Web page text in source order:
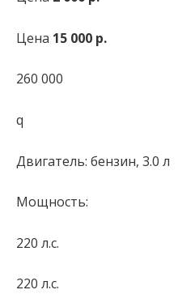
Цена 15 000 р.
260 000
q
Двигатель: бензин, 3.0 л
Мощность:
220 л.с.
220 л.с.